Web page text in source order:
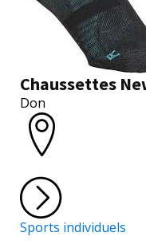
Chaussettes
Don
Sports individuels